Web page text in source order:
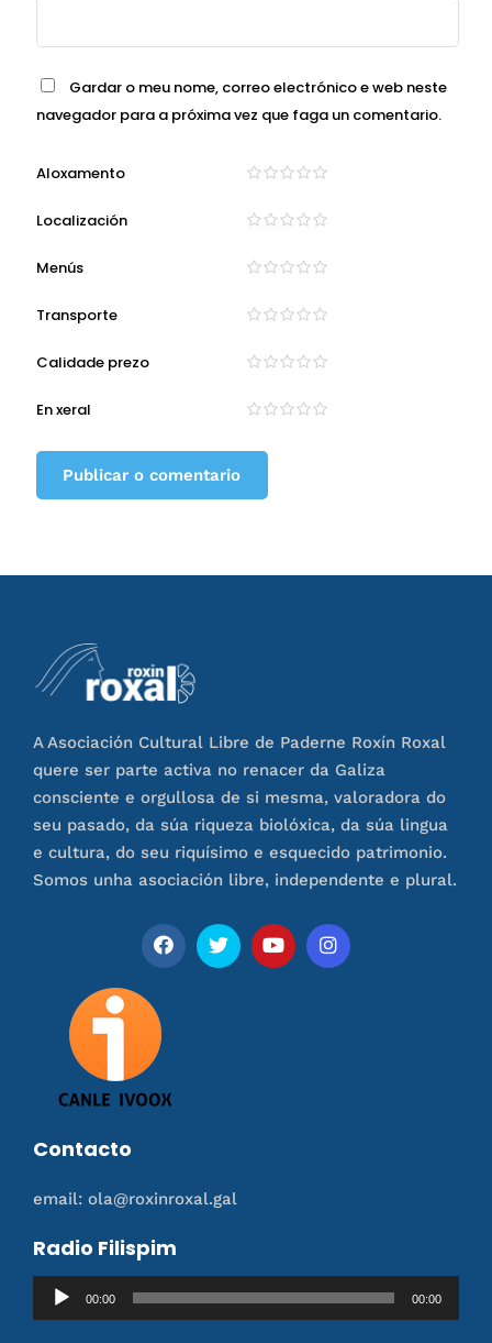
Gardar o meu nome, correo electrónico e web neste
navegador para a próxima vez que faga un comentario.
Aloxamento
Localización
Menús
Transporte
Calidade prezo
En xeral
A Asociación Cultural Libre de Paderne Roxín Roxal
quere ser parte activa no renacer da Galiza
consciente e orgullosa de si mesma, valoradora do
seu pasado, da súa riqueza biolóxica, da súa lingua
e cultura, do seu riquísimo e esquecido patrimonio.
Somos unha asociación libre, independente e plural.
Contacto
email: ola@roxinroxal.gal
Radio Filispim
Reproductor
de
00:00 00:00